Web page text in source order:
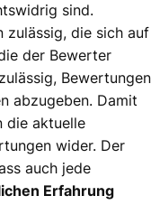
sind.
zulässig, die sich auf
der Bewerter
Bewertungen
abzugeben. Damit
die aktuelle
wider. Der
auch jede
Erfahrung